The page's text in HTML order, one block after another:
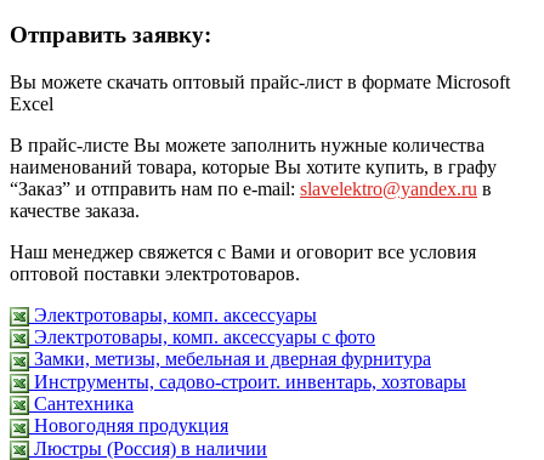
Отправить заявку:
Вы можете скачать оптовый прайс-лист в формате Microsoft
Excel
В прайс-листе Вы можете заполнить нужные количества
наименований товара, которые Вы хотите купить, в графу
“Заказ” и отправить нам по e-mail: slavelektro@yandex.ru в
качестве заказа.
Наш менеджер свяжется с Вами и оговорит все условия
оптовой поставки электротоваров.
Электротовары, комп. аксессуары
Электротовары, комп. аксессуары с фото
Замки, метизы, мебельная и дверная фурнитура
Инструменты, садово-строит. инвентарь, хозтовары
Сантехника
Новогодняя продукция
Люстры (Россия) в наличии